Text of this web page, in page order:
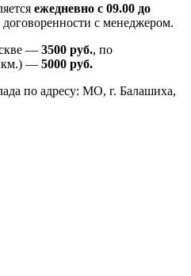
ежедневно с 09.00 до
договоренности с менеджером.
— 3500 руб., по
км.) — 5000 руб.
по адресу: МО, г. Балашиха,